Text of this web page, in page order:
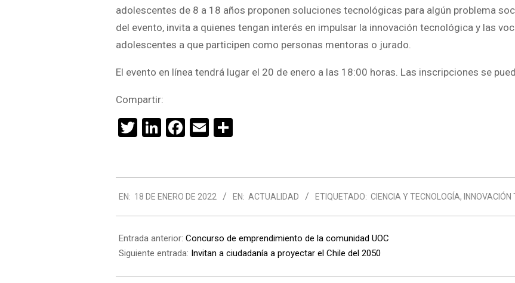
adolescentes de 8 a 18 años proponen soluciones tecnológicas para algún problema
del evento, invita a quienes tengan interés en impulsar la innovación tecnológica y las
adolescentes a que participen como personas mentoras o jurado.
El evento en línea tendrá lugar el 20 de enero a las 18:00 horas. Las inscripciones se
Compartir:
Twitter
LinkedIn
Facebook
Email
01-
18
EN: 18 DE ENERO DE 2022 EN: ACTUALIDAD ETIQUETADO: CIENCIA Y TECNOLOGÍA,
Entrada anterior:Concurso de emprendimiento de la comunidad UOC
Siguiente entrada: Invitan a ciudadanía a proyectar el Chile del 2050